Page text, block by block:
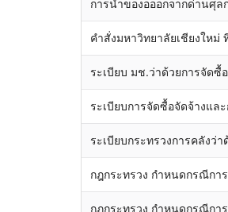
การนำของอออกจากด่านศุ
คำสั่งมหาวิทยาลัยเชียงใหม่
ระเบียบ มช.ว่าด้วยการจัดซื้
ระเบียบการจัดซื้อจัดจ้างแล
ระเบียบกระทรวงการคลังว่
กฎกระทรวง กำหนดกรณีกา
กฎกระทรวง กำหนดกรณีกา